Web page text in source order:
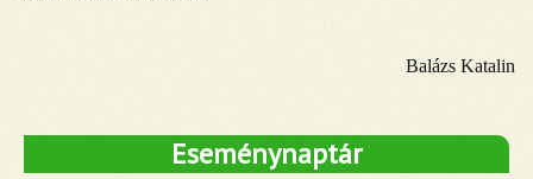
Balázs Katalin
Eseménynaptár